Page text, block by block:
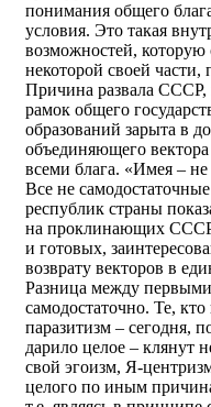
понимания общего
условия. Это такая
возможностей, которую
некоторой своей
Причина развала СССР,
рамок общего
образований зарыта в
объединяющего
всеми блага. «Имея –
Все не
республик страны
на проклинающих
и готовых,
возврату векторов в
Разница между
самодостаточно. Те,
паразитизм – сегодня,
дарило целое – клянут
свой эгоизм, Я-
целого по иным